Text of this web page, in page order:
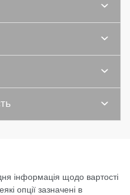
інформація щодо вартості
опції зазначені в